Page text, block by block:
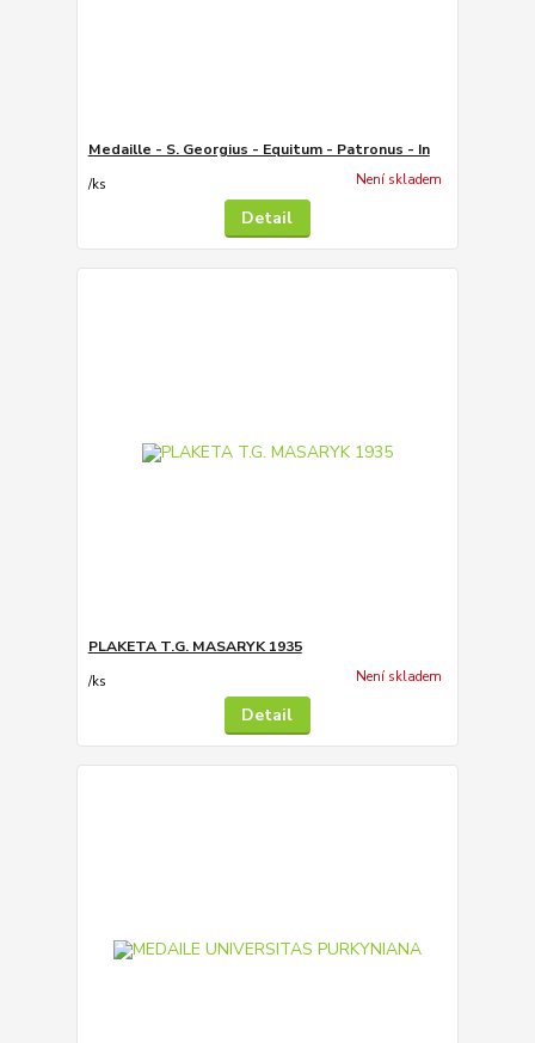
Medaille - S. Georgius - Equitum - Patronus - In
/ks Není skladem
Detail
PLAKETA T.G. MASARYK 1935
/ks Není skladem
Detail